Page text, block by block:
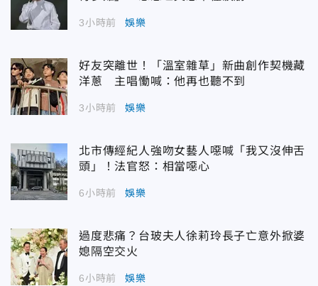
3小時前 娛樂
好友突離世！「溫室雜草」新曲創作契機藏
洋蔥 主唱慟喊：他再也聽不到
3小時前 娛樂
北市傳經紀人強吻女藝人噁喊「我又沒伸舌
頭」！法官怒：相當噁心
6小時前 娛樂
過度悲痛？台玻夫人徐莉玲長子亡意外掀婆
媳隔空交火
6小時前 娛樂